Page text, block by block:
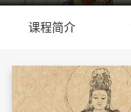
课程简介